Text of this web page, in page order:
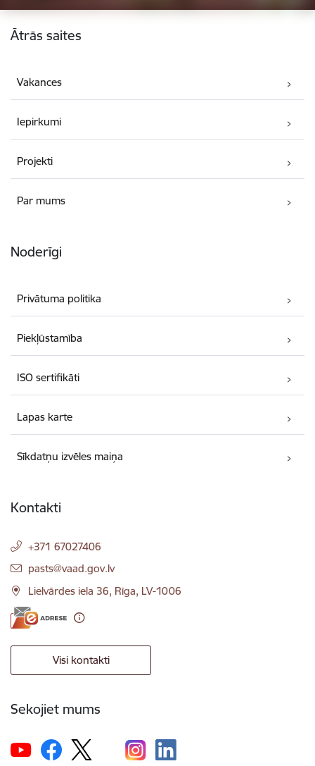
Kājene
Ātrās saites
Vakances
Iepirkumi
Projekti
Par mums
Noderīgi
Privātuma politika
Piekļūstamība
ISO sertifikāti
Lapas karte
Sīkdatņu izvēles maiņa
Kontakti
+371 67027406
E-pasts:
pasts@vaad.gov.lv
Lielvārdes iela 36, Rīga, LV-1006
Visi kontakti
Sekojiet mums